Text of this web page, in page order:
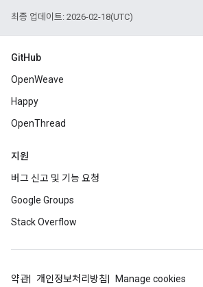
최종 업데이트: 2026-02-18(UTC)
GitHub
OpenWeave
Happy
OpenThread
지원
버그 신고 및 기능 요청
Google Groups
Stack Overflow
약관 개인정보처리방침 Manage cookies